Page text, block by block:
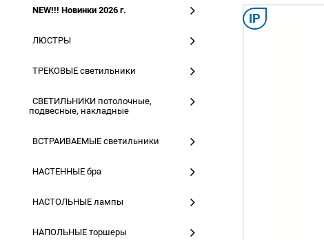
NEW!!! Новинки 2026 г.
ЛЮСТРЫ
ТРЕКОВЫЕ светильники
СВЕТИЛЬНИКИ потолочные,
подвесные, накладные
ВСТРАИВАЕМЫЕ светильники
НАСТЕННЫЕ бра
НАСТОЛЬНЫЕ лампы
НАПОЛЬНЫЕ торшеры
IP